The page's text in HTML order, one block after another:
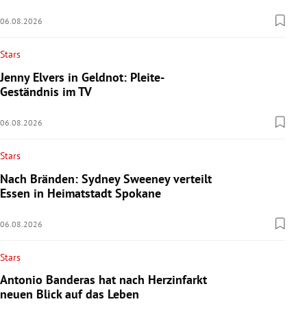
06.08.2026
Stars
Jenny Elvers in Geldnot: Pleite-
Geständnis im TV
06.08.2026
Stars
Nach Bränden: Sydney Sweeney verteilt
Essen in Heimatstadt Spokane
06.08.2026
Stars
Antonio Banderas hat nach Herzinfarkt
neuen Blick auf das Leben